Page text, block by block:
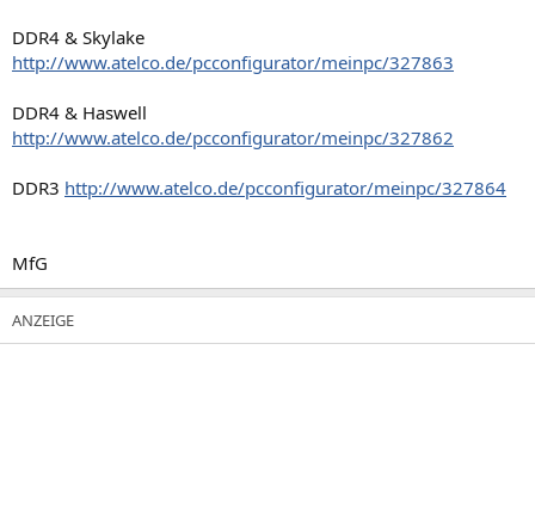
DDR4 & Skylake
http://www.atelco.de/pcconfigurator/meinpc/327863
DDR4 & Haswell
http://www.atelco.de/pcconfigurator/meinpc/327862
DDR3 http://www.atelco.de/pcconfigurator/meinpc/327864
MfG